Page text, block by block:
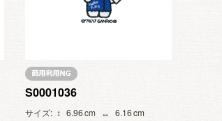
S0001036
サイズ 6.96 6.16